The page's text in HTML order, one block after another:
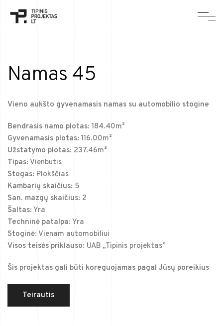
Namas 45
Vieno aukšto gyvenamasis namas su automobilio stogine
Bendrasis namo plotas: 184.40m²
Gyvenamasis plotas: 116.00m²
Užstatymo plotas: 237.46m²
Tipas: Vienbutis
Stogas: Plokščias
Kambarių skaičius: 5
San. mazgų skaičius: 2
Šaltas: Yra
Techninė patalpa: Yra
Stoginė: Vienam automobiliui
Visos teisės priklauso: UAB „Tipinis projektas”
Šis projektas gali būti koreguojamas pagal Jūsų poreikius
Teirautis